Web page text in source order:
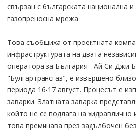
свързан с българската национална и
газопреносна мрежа
Това съобщиха от проектната
инфраструктурата на двата
оператора за България - Ай Си Джи
"Булгартрансгаз", е извършено
периода 16-17 август. Процесът е
заварки. Златната заварка
който не се подлага на хидравлично
това преминава през задълбочен